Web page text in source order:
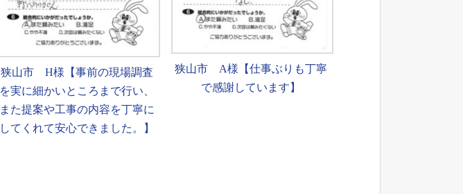
狭山市 H様【事前の現場調査
を実に細かいところまで行い、
また提案や工事の内容を丁寧に
してくれて安心できました。】
狭山市 A様【仕事ぶりも丁寧
で感謝しています】